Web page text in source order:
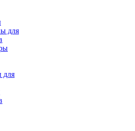
для
для